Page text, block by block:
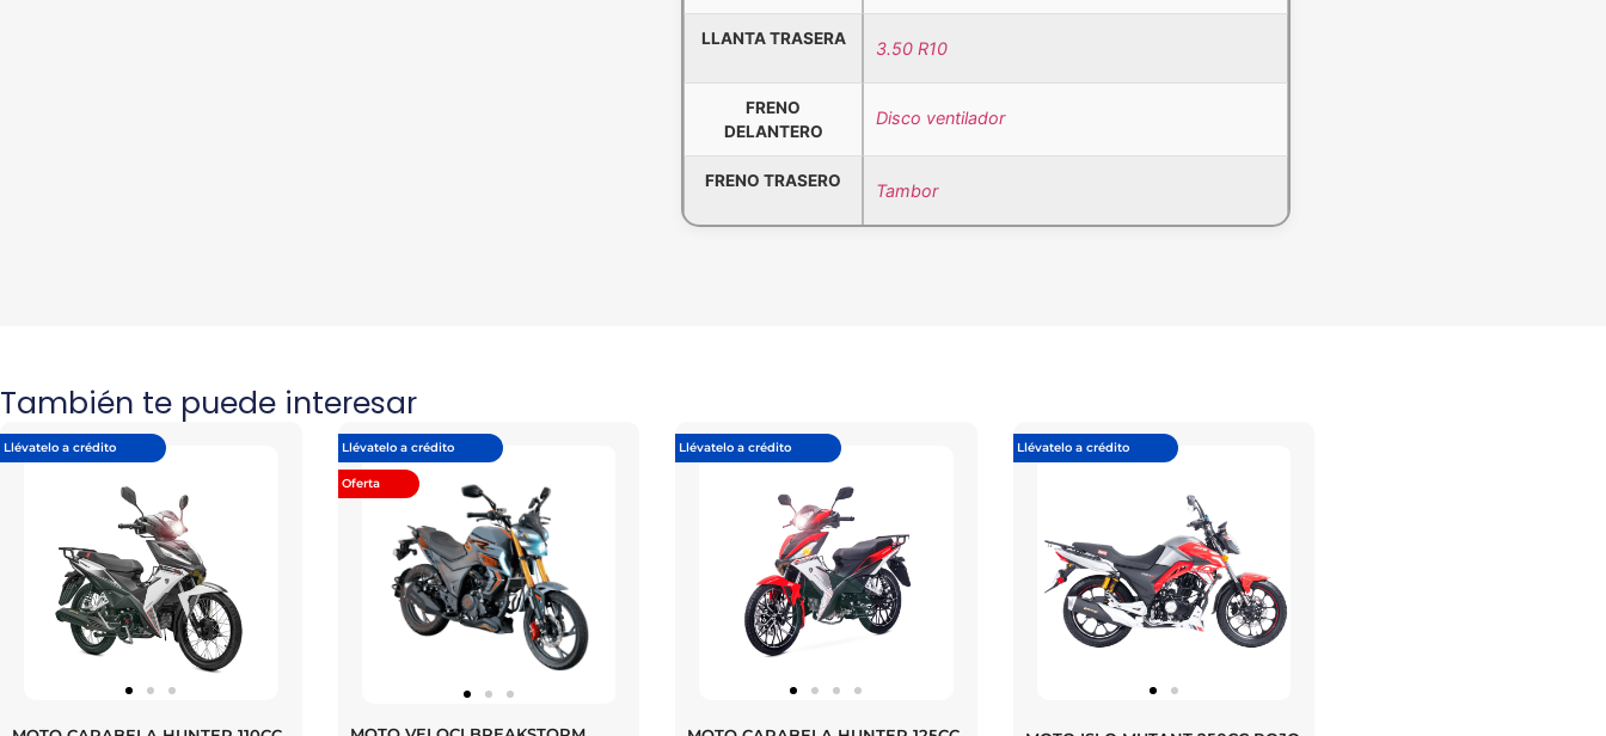
LLANTA TRASERA 3.50 R10
FRENO
DELANTERO
Disco ventilador
FRENO TRASERO Tambor
También te puede interesar
Llévatelo a crédito Llévatelo a crédito
Oferta
Llévatelo a crédito Llévatelo a crédito